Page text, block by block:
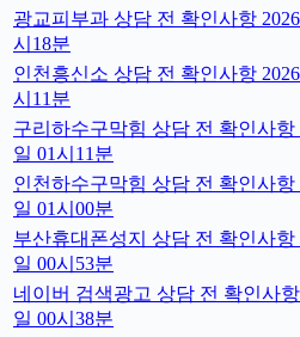
광교피부과 상담 전 확인사항
시18분
인천흥신소 상담 전 확인사항
시11분
구리하수구막힘 상담 전 확인사항
일 01시11분
인천하수구막힘 상담 전 확인사항
일 01시00분
부산휴대폰성지 상담 전 확인사항
일 00시53분
네이버 검색광고 상담 전 확인사
일 00시38분